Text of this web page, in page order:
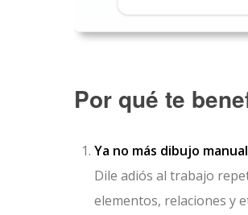
Por qué te
Ya no más dibujo manual
Dile adiós al trabajo
elementos, relaciones y